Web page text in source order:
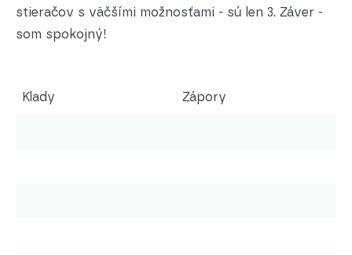
stieračov s väčšími možnosťami - sú len 3. Záver -
som spokojný!
Klady Zápory